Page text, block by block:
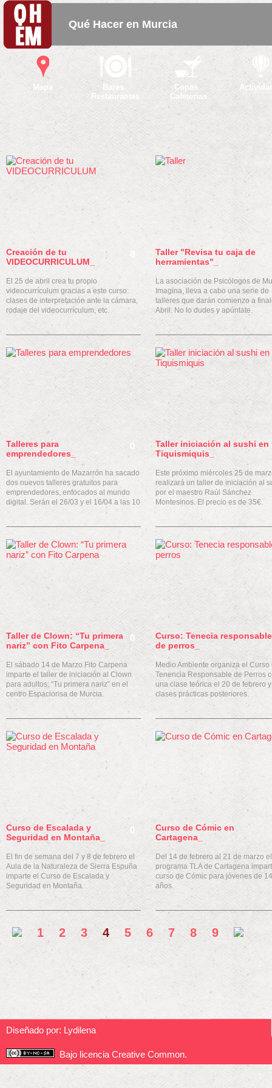
Qué Hacer en Murcia
Mapa
Bares_
Restaurantes
Copas_
Cafeterias
Creación de tu
VIDEOCURRICULUM_
El 25 de abril crea tu propio
videocurrículum gracias a este curso:
clases de interpretación ante la cámara,
rodaje del videocurrículum, etc.
Taller "Revisa tu caja de
herramientas"_
La asociación de Psicólogos de
Imagina, lleva a cabo una serie de
talleres que darán comienzo a
Abril. No lo dudes y apúntate.
Talleres para
emprendedores_
0
El ayuntamiento de Mazarrón ha sacado
dos nuevos talleres gratuitos para
emprendedores, enfocados al mundo
digital. Serán el 26/03 y el 16/04 a las 10
Taller iniciación al sushi en
Tiquismiquis_
Este próximo miércoles 25 de
realizará un taller de iniciación al
por el maestro Raúl Sánchez
Montesinos. El precio es de 35€.
Taller de Clown: “Tu primera
nariz” con Fito Carpena_
0
El sábado 14 de Marzo Fito Carpena
imparte el taller de iniciación al Clown
para adultos: “Tu primera nariz” en el
centro Espaciorisa de Murcia.
Curso: Tenecia responsable
de perros_
Medio Ambiente organiza el Curso
Tenencia Responsable de Perros
una clase teórica el 20 de febrero y
clases prácticas posteriores.
Curso de Escalada y
Seguridad en Montaña_
0
El fin de semana del 7 y 8 de febrero el
Aula de la Naturaleza de Sierra Espuña
imparte el Curso de Escalada y
Seguridad en Montaña.
Curso de Cómic en
Cartagena_
Del 14 de febrero al 21 de marzo el
programa TLA de Cartagena
curso de Cómic para jóvenes de
años.
1 2 3 4 5 6 7 8 9
Diseñado por: Lydilena
Bajo licencia Creative Common.